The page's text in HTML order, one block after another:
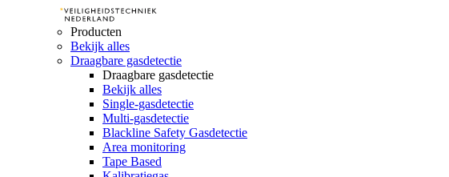
Producten
Bekijk alles
Draagbare gasdetectie
Draagbare gasdetectie
Bekijk alles
Single-gasdetectie
Multi-gasdetectie
Blackline Safety Gasdetectie
Area monitoring
Tape Based